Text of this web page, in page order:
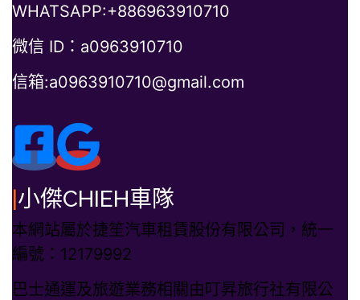
WHATSAPP:+886963910710
微信 ID：a0963910710
信箱:a0963910710@gmail.com
|小傑CHIEH車隊
本網站屬於捷笙汽車租賃股份有限公司，統一
編號：12179992
巴士通運及旅遊業務相關由叮昇旅行社有限公